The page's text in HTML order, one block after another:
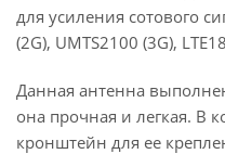
для усиления сотового
(2G), UMTS2100 (3G),
Данная антенна
она прочная и легкая. В
кронштейн для ее